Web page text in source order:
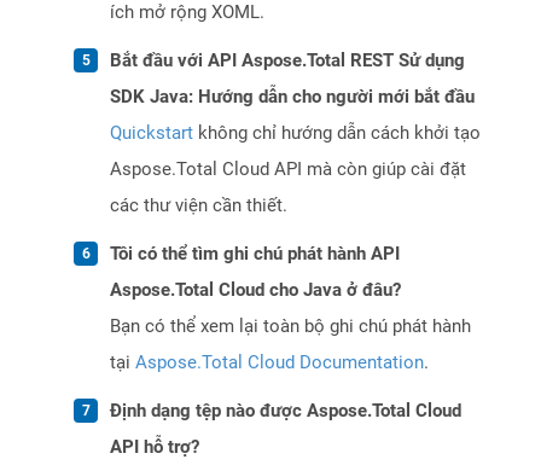
ích mở rộng XOML.
Bắt đầu với API Aspose.Total REST Sử dụng
SDK Java: Hướng dẫn cho người mới bắt đầu
Quickstart không chỉ hướng dẫn cách khởi tạo
Aspose.Total Cloud API mà còn giúp cài đặt
các thư viện cần thiết.
Tôi có thể tìm ghi chú phát hành API
Aspose.Total Cloud cho Java ở đâu?
Bạn có thể xem lại toàn bộ ghi chú phát hành
tại Aspose.Total Cloud Documentation.
Định dạng tệp nào được Aspose.Total Cloud
API hỗ trợ?